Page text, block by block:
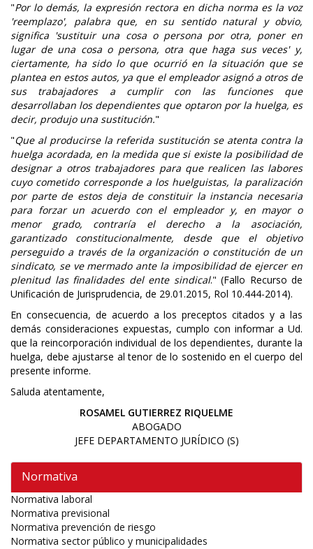
"Por lo demás, la expresión rectora en dicha norma es la voz
'reemplazo', palabra que, en su sentido natural y obvio,
significa 'sustituir una cosa o persona por otra, poner en
lugar de una cosa o persona, otra que haga sus veces' y,
ciertamente, ha sido lo que ocurrió en la situación que se
plantea en estos autos, ya que el empleador asignó a otros de
sus trabajadores a cumplir con las funciones que
desarrollaban los dependientes que optaron por la huelga, es
decir, produjo una sustitución."
"Que al producirse la referida sustitución se atenta contra la
huelga acordada, en la medida que si existe la posibilidad de
designar a otros trabajadores para que realicen las labores
cuyo cometido corresponde a los huelguistas, la paralización
por parte de estos deja de constituir la instancia necesaria
para forzar un acuerdo con el empleador y, en mayor o
menor grado, contraría el derecho a la asociación,
garantizado constitucionalmente, desde que el objetivo
perseguido a través de la organización o constitución de un
sindicato, se ve mermado ante la imposibilidad de ejercer en
plenitud las finalidades del ente sindical." (Fallo Recurso de
Unificación de Jurisprudencia, de 29.01.2015, Rol 10.444-2014).
En consecuencia, de acuerdo a los preceptos citados y a las
demás consideraciones expuestas, cumplo con informar a Ud.
que la reincorporación individual de los dependientes, durante la
huelga, debe ajustarse al tenor de lo sostenido en el cuerpo del
presente informe.
Saluda atentamente,
ROSAMEL GUTIERREZ RIQUELME
ABOGADO
JEFE DEPARTAMENTO JURÍDICO (S)
Normativa
Normativa laboral
Normativa previsional
Normativa prevención de riesgo
Normativa sector público y municipalidades